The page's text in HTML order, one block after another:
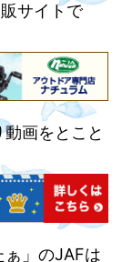
サイトで
画をとこと
」のJAFは